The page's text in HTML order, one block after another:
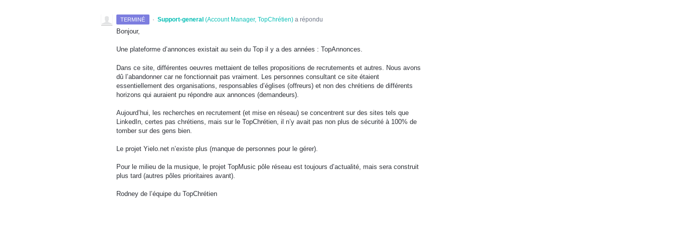
TERMINÉ · Support-general (Account Manager, TopChrétien)a répondu
Bonjour,
Une plateforme d’annonces existait au sein du Top il y a des années : TopAnnonces.
Dans ce site, différentes oeuvres mettaient de telles propositions de recrutements et autres. Nous avons
dû l’abandonner car ne fonctionnait pas vraiment. Les personnes consultant ce site étaient
essentiellement des organisations, responsables d’églises (offreurs) et non des chrétiens de différents
horizons qui auraient pu répondre aux annonces (demandeurs).
Aujourd’hui, les recherches en recrutement (et mise en réseau) se concentrent sur des sites tels que
LinkedIn, certes pas chrétiens, mais sur le TopChrétien, il n’y avait pas non plus de sécurité à 100% de
tomber sur des gens bien.
Le projet Yielo.net n’existe plus (manque de personnes pour le gérer).
Pour le milieu de la musique, le projet TopMusic pôle réseau est toujours d’actualité, mais sera construit
plus tard (autres pôles prioritaires avant).
Rodney de l’équipe du TopChrétien